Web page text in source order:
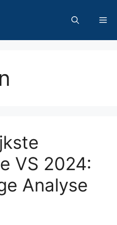
VS 2024:
Analyse